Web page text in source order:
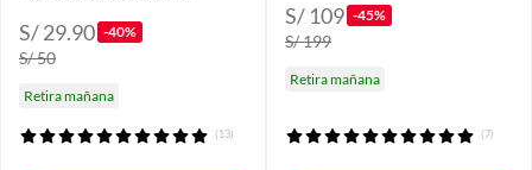
S/ 29.90 -40%
S/ 50
Retira mañana
(13)
S/ 109 -45%
S/ 199
Retira mañana
(7)